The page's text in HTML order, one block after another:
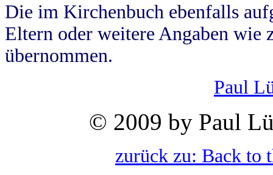
Die im Kirchenbuch ebenfalls
Eltern oder weitere Angaben wie
übernommen.
Paul
© 2009 by Paul
zurück zu: Back to